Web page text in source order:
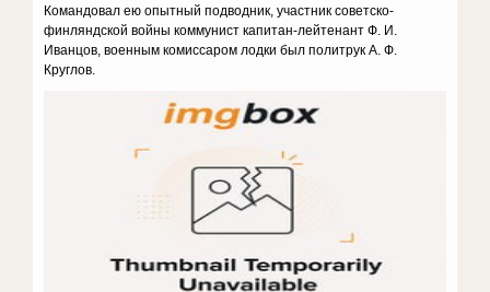
Командовал ею опытный подводник, участник советско-
финляндской войны коммунист капитан-лейтенант Ф. И.
Иванцов, военным комиссаром лодки был политрук А. Ф.
Круглов.